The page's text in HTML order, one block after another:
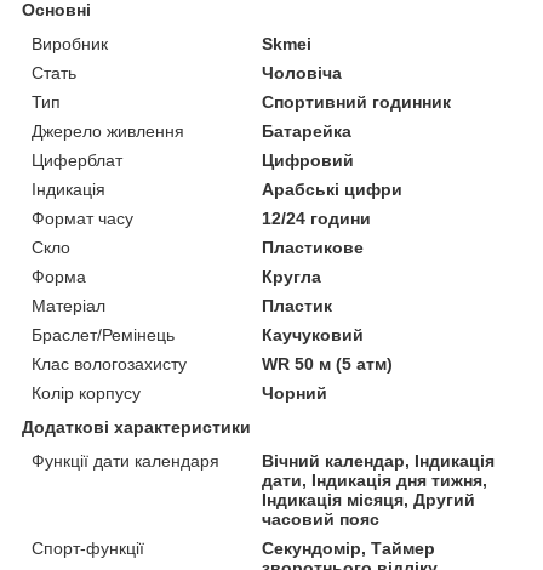
Основні
Виробник
Skmei
Стать
Чоловіча
Тип
Спортивний годинник
Джерело живлення
Батарейка
Циферблат
Цифровий
Індикація
Арабські цифри
Формат часу
12/24 години
Скло
Пластикове
Форма
Кругла
Матеріал
Пластик
Браслет/Ремінець
Каучуковий
Клас вологозахисту
WR 50 м (5 атм)
Колір корпусу
Чорний
Додаткові характеристики
Функції дати календаря
Вічний календар, Індикація
дати, Індикація дня тижня,
Індикація місяця, Другий
часовий пояс
Спорт-функції
Секундомір, Таймер